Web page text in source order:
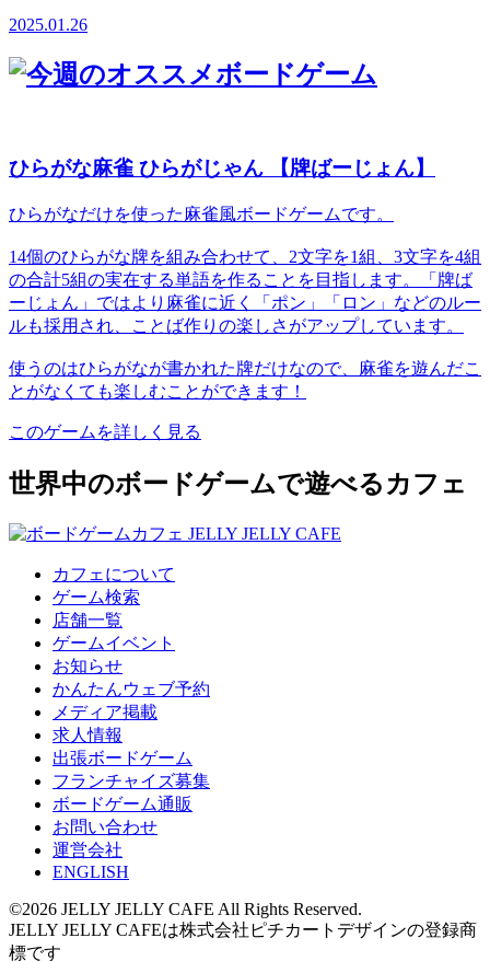
2025.01.26
ひらがな麻雀 ひらがじゃん 【牌ばーじょん】
ひらがなだけを使った麻雀風ボードゲームです。
14個のひらがな牌を組み合わせて、2文字を1組、3文字を4組
の合計5組の実在する単語を作ることを目指します。「牌ば
ーじょん」ではより麻雀に近く「ポン」「ロン」などのルー
ルも採用され、ことば作りの楽しさがアップしています。
使うのはひらがなが書かれた牌だけなので、麻雀を遊んだこ
とがなくても楽しむことができます！
このゲームを詳しく見る
世界中のボードゲームで遊べるカフェ
カフェについて
ゲーム検索
店舗一覧
ゲームイベント
お知らせ
かんたんウェブ予約
メディア掲載
求人情報
出張ボードゲーム
フランチャイズ募集
ボードゲーム通販
お問い合わせ
運営会社
ENGLISH
©2026 JELLY JELLY CAFE All Rights Reserved.
JELLY JELLY CAFEは株式会社ピチカートデザインの登録商
標です